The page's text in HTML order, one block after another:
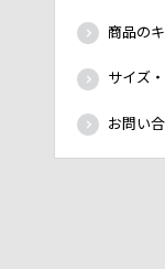
商品の
サイズ
お問い